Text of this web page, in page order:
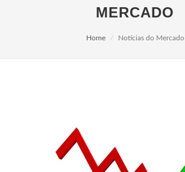
MERCADO
Home Notícias do Mercado